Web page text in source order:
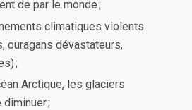
de par le monde ;
climatiques violents
ouragans dévastateurs,
;
Arctique, les glaciers
;